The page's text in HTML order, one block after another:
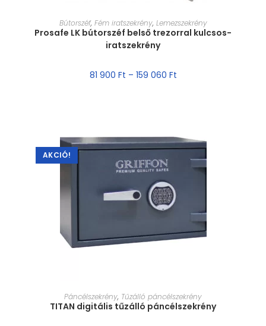
MÉRET VÁLASZTÁSA
Bútorszéf, Fém iratszekrény, Lemezszekrény
Prosafe LK bútorszéf belső trezorral kulcsos-
iratszekrény
81 900 Ft – 159 060 Ft
AKCIÓ!
MÉRET VÁLASZTÁSA
Páncélszekrény, Tűzálló páncélszekrény
TITAN digitális tűzálló páncélszekrény